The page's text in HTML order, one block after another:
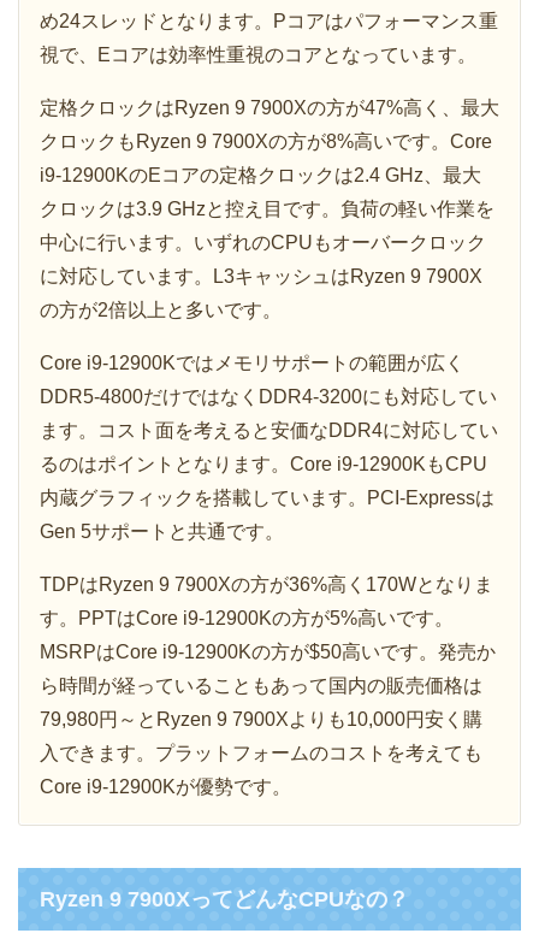
め24スレッドとなります。Pコアはパフォーマンス重
視で、Eコアは効率性重視のコアとなっています。
定格クロックはRyzen 9 7900Xの方が47%高く、最大
クロックもRyzen 9 7900Xの方が8%高いです。Core
i9-12900KのEコアの定格クロックは2.4 GHz、最大
クロックは3.9 GHzと控え目です。負荷の軽い作業を
中心に行います。いずれのCPUもオーバークロック
に対応しています。L3キャッシュはRyzen 9 7900X
の方が2倍以上と多いです。
Core i9-12900Kではメモリサポートの範囲が広く
DDR5-4800だけではなくDDR4-3200にも対応してい
ます。コスト面を考えると安価なDDR4に対応してい
るのはポイントとなります。Core i9-12900KもCPU
内蔵グラフィックを搭載しています。PCI-Expressは
Gen 5サポートと共通です。
TDPはRyzen 9 7900Xの方が36%高く170Wとなりま
す。PPTはCore i9-12900Kの方が5%高いです。
MSRPはCore i9-12900Kの方が$50高いです。発売か
ら時間が経っていることもあって国内の販売価格は
79,980円～とRyzen 9 7900Xよりも10,000円安く購
入できます。プラットフォームのコストを考えても
Core i9-12900Kが優勢です。
Ryzen 9 7900XってどんなCPUなの？